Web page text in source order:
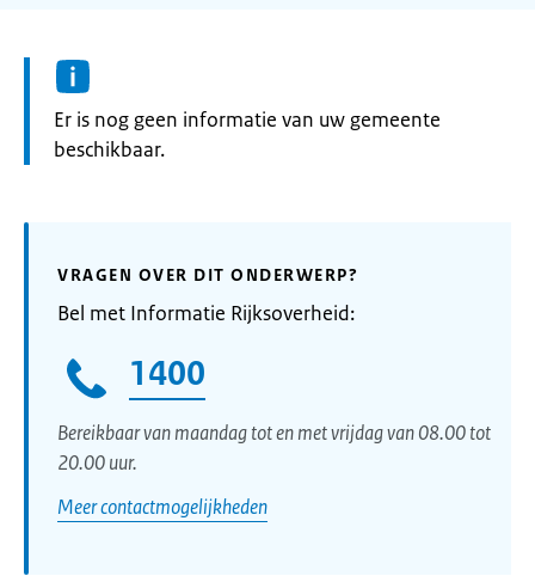
Informatie:
Er is nog geen informatie van uw gemeente
beschikbaar.
VRAGEN OVER DIT ONDERWERP?
Bel met Informatie Rijksoverheid:
1400
Bereikbaar van maandag tot en met vrijdag van 08.00 tot
20.00 uur.
Meer contactmogelijkheden